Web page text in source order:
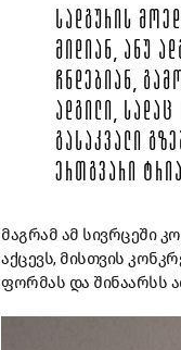
ᲡᲐᲓᲒᲣᲠᲘᲡ
ᲛᲘᲓᲘᲐᲜ, ᲐᲜᲣ
ᲩᲜᲓᲔᲑᲘᲐᲜ,
ᲐᲓᲒᲘᲚᲘ,
ᲒᲐᲡᲐᲙᲕᲐᲚᲘ
ᲔᲠᲗᲒᲕᲐᲠᲘ
მაგრამ ამ სივრცეში
აქცევს, მისთვის
ფორმას და შინაარსს